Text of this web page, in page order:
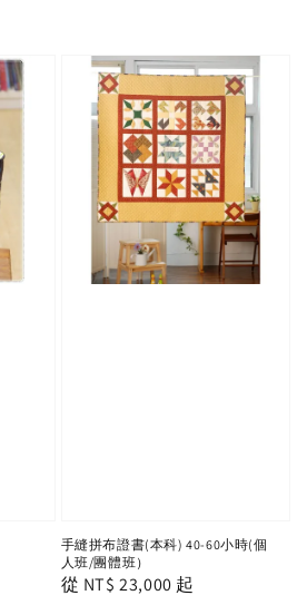
手縫拼布證書(本科) 40-60小時(個
人班/團體班）
Regular
從 NT$ 23,000 起